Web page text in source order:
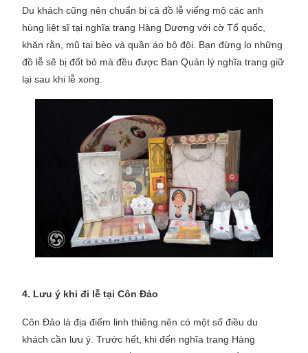
Du khách cũng nên chuẩn bị cả đồ lễ viếng mộ các anh
hùng liệt sĩ tại nghĩa trang Hàng Dương với cờ Tổ quốc,
khăn rằn, mũ tai bèo và quần áo bộ đội. Bạn đừng lo những
đồ lễ sẽ bị đốt bỏ mà đều được Ban Quản lý nghĩa trang giữ
lại sau khi lễ xong.
4. Lưu ý khi đi lễ tại Côn Đảo
Côn Đảo là địa điểm linh thiêng nên có một số điều du
khách cần lưu ý. Trước hết, khi đến nghĩa trang Hàng